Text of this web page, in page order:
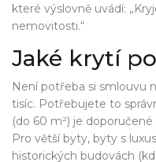
které výslovně uvádí:
nemovitosti.“
Jaké krytí
Není potřeba si smlouvu
tisíc. Potřebujete to
(do 60 m²) je
Pro větší byty, byty s
historických budovách